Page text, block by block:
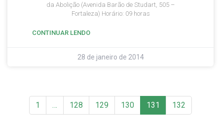
da Abolição (Avenida Barão de Studart, 505 –
Fortaleza) Horário: 09 horas
CONTINUAR LENDO
28 de janeiro de 2014
1 … 128 129 130 131 132